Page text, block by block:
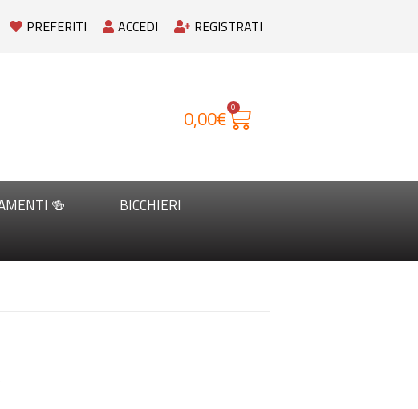
PREFERITI ACCEDI REGISTRATI
0,00€ 0
🍻
BICCHIERI